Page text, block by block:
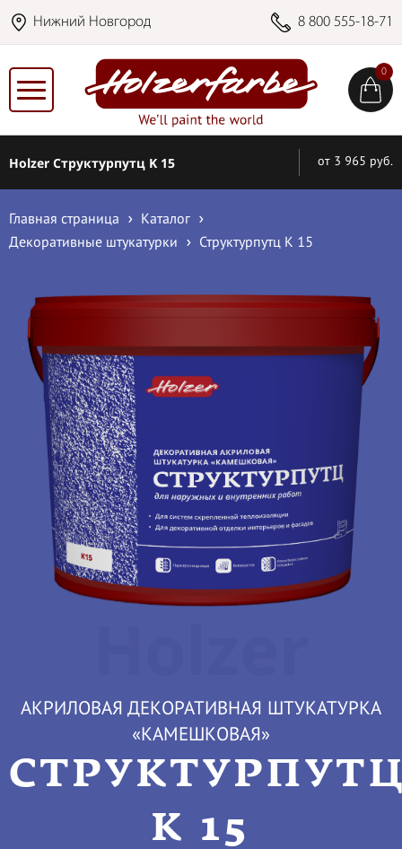
Нижний Новгород 8 800 555-18-71
0
Holzer Структурпутц K 15 от 3 965 руб.
Главная страница
Каталог
Декоративные штукатурки
Структурпутц K 15
АКРИЛОВАЯ ДЕКОРАТИВНАЯ ШТУКАТУРКА
«КАМЕШКОВАЯ»
K 15